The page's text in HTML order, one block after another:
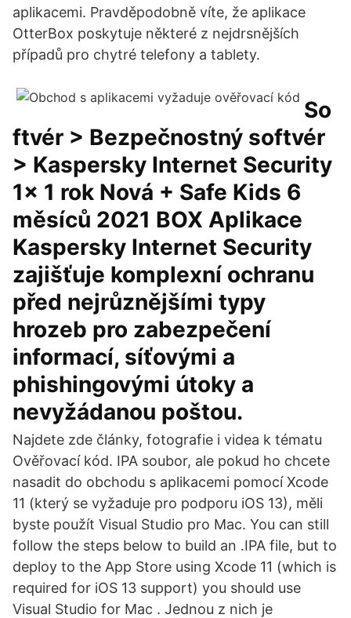
aplikacemi. Pravděpodobně víte, že aplikace
OtterBox poskytuje některé z nejdrsnějších
případů pro chytré telefony a tablety.
So
ftvér > Bezpečnostný softvér
> Kaspersky Internet Security
1x 1 rok Nová + Safe Kids 6
měsíců 2021 BOX Aplikace
Kaspersky Internet Security
zajišťuje komplexní ochranu
před nejrůznějšími typy
hrozeb pro zabezpečení
informací, síťovými a
phishingovými útoky a
nevyžádanou poštou.
Najdete zde články, fotografie i videa k tématu
Ověřovací kód. IPA soubor, ale pokud ho chcete
nasadit do obchodu s aplikacemi pomocí Xcode
11 (který se vyžaduje pro podporu iOS 13), měli
byste použít Visual Studio pro Mac. You can still
follow the steps below to build an .IPA file, but to
deploy to the App Store using Xcode 11 (which is
required for iOS 13 support) you should use
Visual Studio for Mac . Jednou z nich je